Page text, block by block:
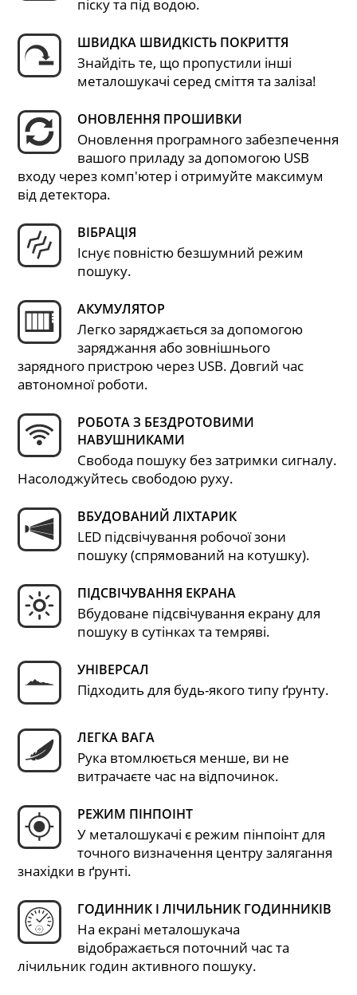
піску та під водою.
ШВИДКА ШВИДКІСТЬ ПОКРИТТЯ
Знайдіть те, що пропустили інші
металошукачі серед сміття та заліза!
ОНОВЛЕННЯ ПРОШИВКИ
Оновлення програмного забезпечення
вашого приладу за допомогою USB
входу через комп'ютер і отримуйте максимум
від детектора.
ВІБРАЦІЯ
Існує повністю безшумний режим
пошуку.
АКУМУЛЯТОР
Легко заряджається за допомогою
заряджання або зовнішнього
зарядного пристрою через USB. Довгий час
автономної роботи.
РОБОТА З БЕЗДРОТОВИМИ
НАВУШНИКАМИ
Свобода пошуку без затримки сигналу.
Насолоджуйтесь свободою руху.
ВБУДОВАНИЙ ЛІХТАРИК
LED підсвічування робочої зони
пошуку (спрямований на котушку).
ПІДСВІЧУВАННЯ ЕКРАНА
Вбудоване підсвічування екрану для
пошуку в сутінках та темряві.
УНІВЕРСАЛ
Підходить для будь-якого типу ґрунту.
ЛЕГКА ВАГА
Рука втомлюється менше, ви не
витрачаєте час на відпочинок.
РЕЖИМ ПІНПОІНТ
У металошукачі є режим пінпоінт для
точного визначення центру залягання
знахідки в ґрунті.
ГОДИННИК І ЛІЧИЛЬНИК ГОДИННИКІВ
На екрані металошукача
відображається поточний час та
лічильник годин активного пошуку.